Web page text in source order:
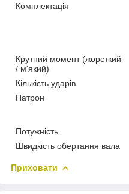
Комплектація
Крутний момент (жорсткий
/ м'який)
Кількість ударів
Патрон
Потужність
Швидкість обертання вала
Приховати